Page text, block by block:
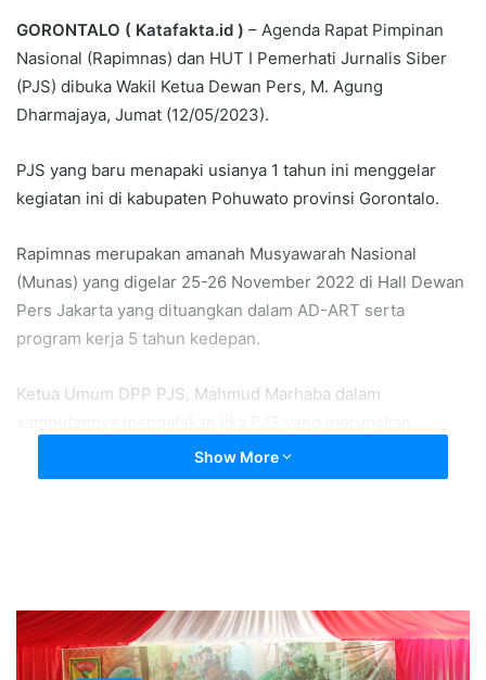
GORONTALO ( Katafakta.id ) – Agenda Rapat Pimpinan
Nasional (Rapimnas) dan HUT I Pemerhati Jurnalis Siber
(PJS) dibuka Wakil Ketua Dewan Pers, M. Agung
Dharmajaya, Jumat (12/05/2023).
PJS yang baru menapaki usianya 1 tahun ini menggelar
kegiatan ini di kabupaten Pohuwato provinsi Gorontalo.
Rapimnas merupakan amanah Musyawarah Nasional
(Munas) yang digelar 25-26 November 2022 di Hall Dewan
Pers Jakarta yang dituangkan dalam AD-ART serta
program kerja 5 tahun kedepan.
Ketua Umum DPP PJS, Mahmud Marhaba dalam
organsiasi profesi wartawan khusus media online itu
mengusung visi “Terwujudnya wartawan berintegritas,
pada keikutsertaan seluruh anggota PJS dalam program
UKW yang digelar oleh Dewan Pers melalui lembaga uji
kompetensi wartawan.
Show More